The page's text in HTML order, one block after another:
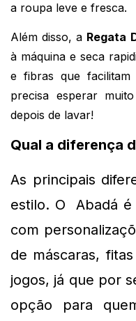
a roupa leve e fresca.
Além disso, a Regata
à máquina e seca
e fibras que facilitam
precisa esperar
depois de lavar!
Qual a diferença
As principais
estilo. O  Abadá
com
de máscaras,
jogos, já que por
opção para